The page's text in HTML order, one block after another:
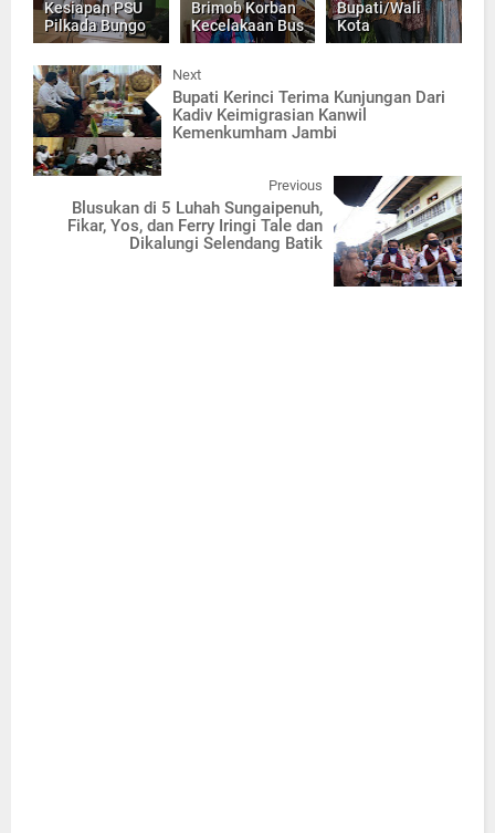
Kesiapan PSU
Pilkada Bungo
Brimob Korban
Kecelakaan Bus
Bupati/Wali
Kota
Next
Bupati Kerinci Terima Kunjungan Dari
Kadiv Keimigrasian Kanwil
Kemenkumham Jambi
Previous
Blusukan di 5 Luhah Sungaipenuh,
Fikar, Yos, dan Ferry Iringi Tale dan
Dikalungi Selendang Batik